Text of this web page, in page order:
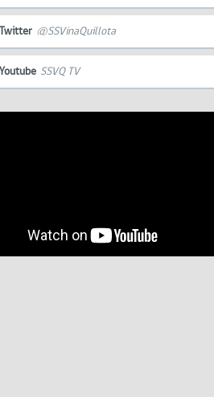
Twitter @SSVinaQuillota
Youtube SSVQ TV